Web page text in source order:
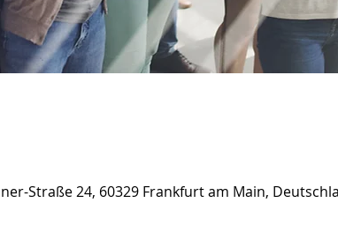
Straße 24, 60329 Frankfurt am Main,